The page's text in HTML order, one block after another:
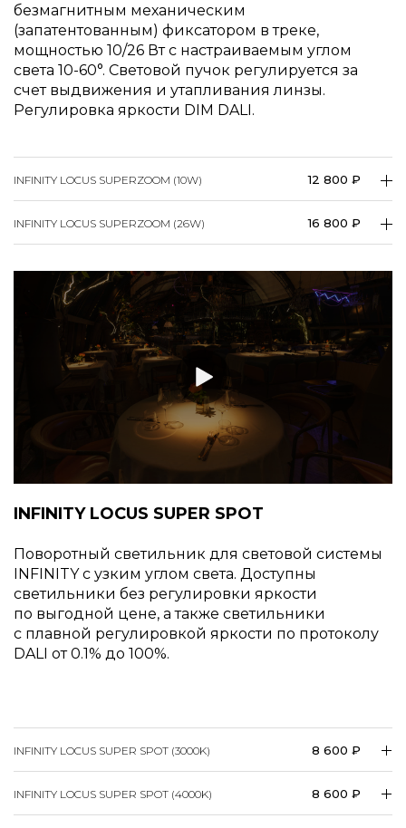
безмагнитным механическим
(запатентованным) фиксатором в треке,
мощностью 10/26 Вт с настраиваемым углом
света 10-60°. Световой пучок регулируется за
счет выдвижения и утапливания линзы.
Регулировка яркости DIM DALI.
INFINITY LOCUS SUPERZOOM (10W) 12 800 ₽
INFINITY LOCUS SUPERZOOM (26W) 16 800 ₽
INFINITY LOCUS SUPER SPOT
Поворотный светильник для световой системы
INFINITY с узким углом света. Доступны
светильники без регулировки яркости
по выгодной цене, а также светильники
с плавной регулировкой яркости по протоколу
DALI от 0.1% до 100%.
INFINITY LOCUS SUPER SPOT (3000K) 8 600 ₽
INFINITY LOCUS SUPER SPOT (4000K) 8 600 ₽